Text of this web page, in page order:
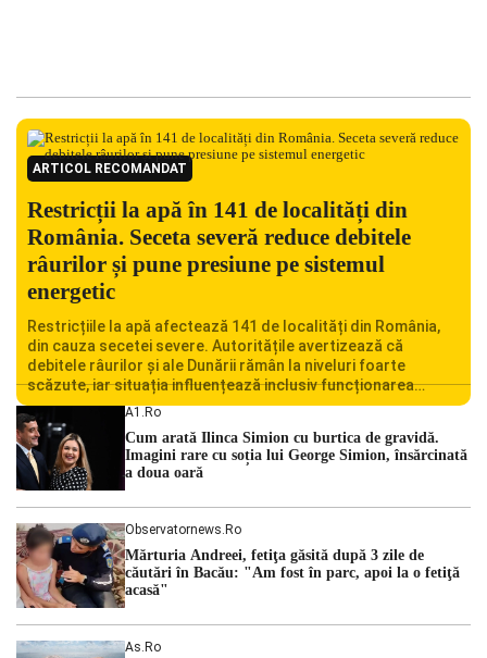
ARTICOL RECOMANDAT
Restricții la apă în 141 de localități din
România. Seceta severă reduce debitele
râurilor și pune presiune pe sistemul
energetic
Restricțiile la apă afectează 141 de localități din România,
din cauza secetei severe. Autoritățile avertizează că
debitele râurilor și ale Dunării rămân la niveluri foarte
scăzute, iar situația influențează inclusiv funcționarea
Centralei Nucleare de la Cernavodă. România se confruntă
cu una dintre cele mai dificile perioade din punct de vedere
hidrologic din ultimii ani. Lipsa […]
A1.ro
Cum arată Ilinca Simion cu burtica de gravidă.
Imagini rare cu soția lui George Simion, însărcinată
a doua oară
Observatornews.ro
Mărturia Andreei, fetiţa găsită după 3 zile de
căutări în Bacău: "Am fost în parc, apoi la o fetiţă
acasă"
As.ro